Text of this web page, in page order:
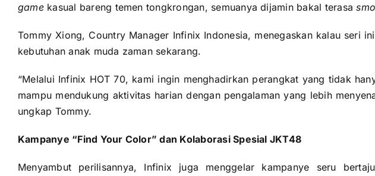
gamekasual bareng temen tongkrongan, semuanya dijamin bakal terasa
Tommy Xiong, Country Manager Infinix Indonesia, menegaskan kalau seri
kebutuhan anak muda zaman sekarang.
“Melalui Infinix HOT 70, kami ingin menghadirkan perangkat yang tidak
mampu mendukung aktivitas harian dengan pengalaman yang lebih
ungkap Tommy.
Kampanye “Find Your Color” dan Kolaborasi Spesial JKT48
Menyambut perilisannya, Infinix juga menggelar kampanye seru